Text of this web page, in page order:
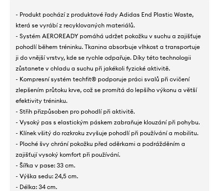
- Produkt pochází z produktové řady Adidas End Plastic Waste,
která se vyrábí z recyklovaných materiálů.
- Systém AEROREADY pomáhá udržet pokožku v suchu a zajišťuje
pohodlí během tréninku. Tkanina absorbuje vlhkost a transportuje
ji do vnější vrstvy, kde se rychle odpařuje. Díky této technologii
zůstanete v chladu a suchu při jakékoli fyzické aktivitě.
- Kompresní systém techfit® podporuje práci svalů při cvičení
zlepšením průtoku krve, což se promítá do lepšího výkonu a větší
efektivity tréninku.
- Střih přizpůsoben pro pohodlí při aktivitě.
- Vysoký pas s elastickým páskem zabraňuje klouzání při pohybu.
- Klínek všitý do rozkroku zvyšuje pohodlí při používání a mobilitu.
- Ploché švy chrání pokožku před oděrkami a podrážděním a
zajišťují vysoký komfort při používání.
- Šířka v pase: 33 cm.
- Výška sedu: 24,5 cm.
- Délka: 34 cm.